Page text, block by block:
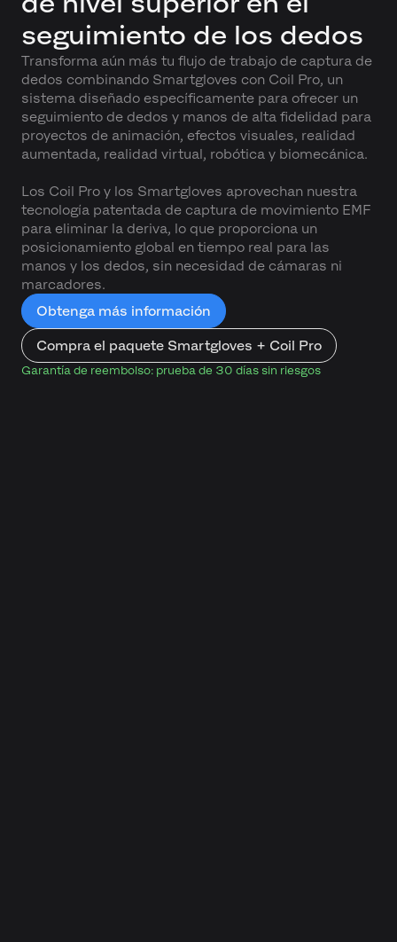
seguimiento de los dedos
Transforma aún más tu flujo de trabajo de captura de
dedos combinando Smartgloves con Coil Pro, un
sistema diseñado específicamente para ofrecer un
seguimiento de dedos y manos de alta fidelidad para
proyectos de animación, efectos visuales, realidad
aumentada, realidad virtual, robótica y biomecánica.
Los Coil Pro y los Smartgloves aprovechan nuestra
tecnología patentada de captura de movimiento EMF
para eliminar la deriva, lo que proporciona un
posicionamiento global en tiempo real para las
manos y los dedos, sin necesidad de cámaras ni
marcadores.
Obtenga más información
Compra el paquete Smartgloves + Coil Pro
Garantía de reembolso: prueba de 30 días sin riesgos